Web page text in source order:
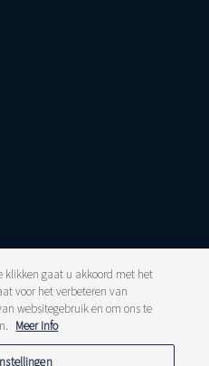
klikken gaat u akkoord met het
voor het verbeteren van
websitegebruik en om ons te
Meer Info